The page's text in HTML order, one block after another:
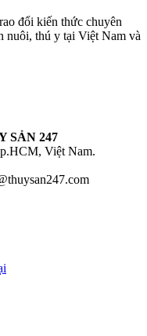
đổi kiến thức chuyên
nuôi, thú y tại Việt Nam và
SẢN 247
Việt Nam.